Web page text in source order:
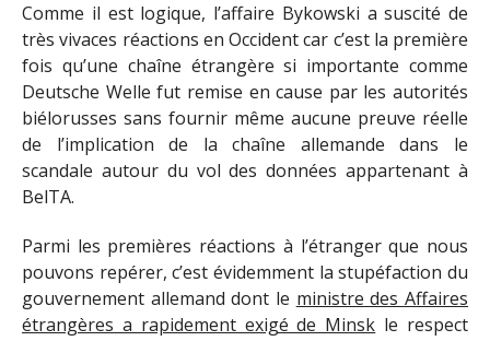
Comme il est logique, l’affaire Bykowski a suscité de
très vivaces réactions en Occident car c’est la première
fois qu’une chaîne étrangère si importante comme
Deutsche Welle fut remise en cause par les autorités
biélorusses sans fournir même aucune preuve réelle
de l’implication de la chaîne allemande dans le
scandale autour du vol des données appartenant à
BelTA.
Parmi les premières réactions à l’étranger que nous
pouvons repérer, c’est évidemment la stupéfaction du
gouvernement allemand dont le ministre des Affaires
étrangères a rapidement exigé de Minsk le respect